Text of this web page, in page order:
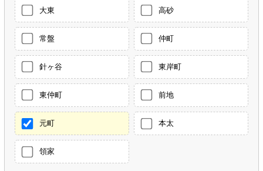
大東 高砂
常盤 仲町
針ヶ谷 東岸町
東仲町 前地
元町 本太
領家